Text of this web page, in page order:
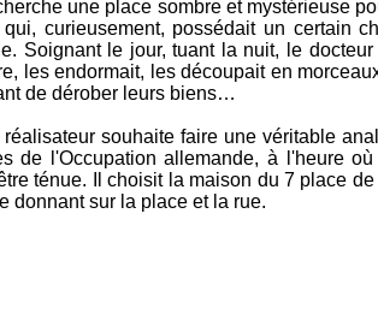
une place sombre et mystérieuse
curieusement, possédait un certain
Soignant le jour, tuant la nuit, le docteur
les endormait, les découpait en
de dérober leurs biens…
souhaite faire une véritable
de l'Occupation allemande, à l'heure
ténue. Il choisit la maison du 7 place
donnant sur la place et la rue.